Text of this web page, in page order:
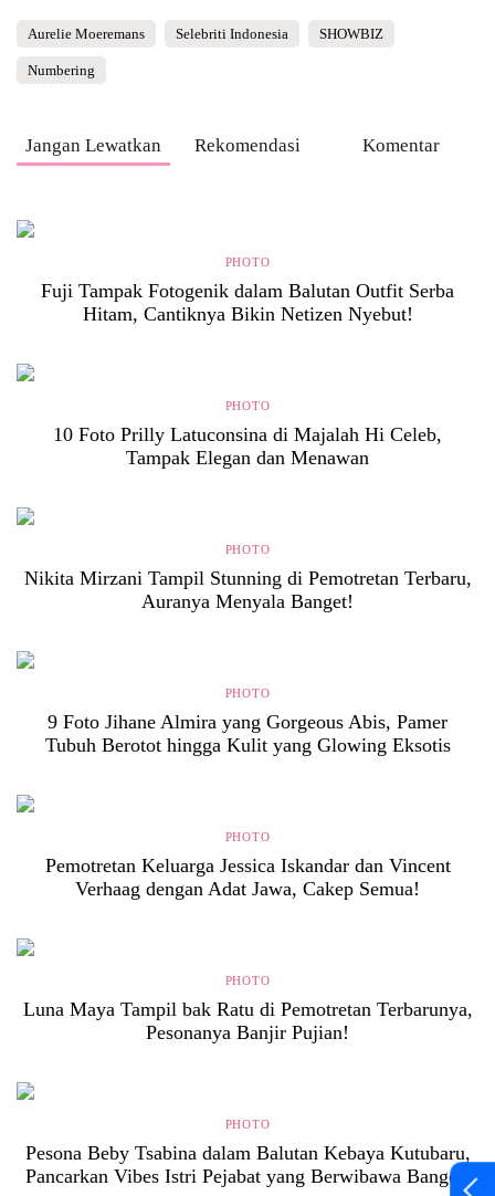
Aurelie Moeremans Selebriti Indonesia SHOWBIZ
Numbering
Jangan Lewatkan Rekomendasi Komentar
PHOTO
Fuji Tampak Fotogenik dalam Balutan Outfit Serba
Hitam, Cantiknya Bikin Netizen Nyebut!
PHOTO
10 Foto Prilly Latuconsina di Majalah Hi Celeb,
Tampak Elegan dan Menawan
PHOTO
Nikita Mirzani Tampil Stunning di Pemotretan Terbaru,
Auranya Menyala Banget!
PHOTO
9 Foto Jihane Almira yang Gorgeous Abis, Pamer
Tubuh Berotot hingga Kulit yang Glowing Eksotis
PHOTO
Pemotretan Keluarga Jessica Iskandar dan Vincent
Verhaag dengan Adat Jawa, Cakep Semua!
PHOTO
Luna Maya Tampil bak Ratu di Pemotretan Terbarunya,
Pesonanya Banjir Pujian!
PHOTO
Pesona Beby Tsabina dalam Balutan Kebaya Kutubaru,
Pancarkan Vibes Istri Pejabat yang Berwibawa Banget!